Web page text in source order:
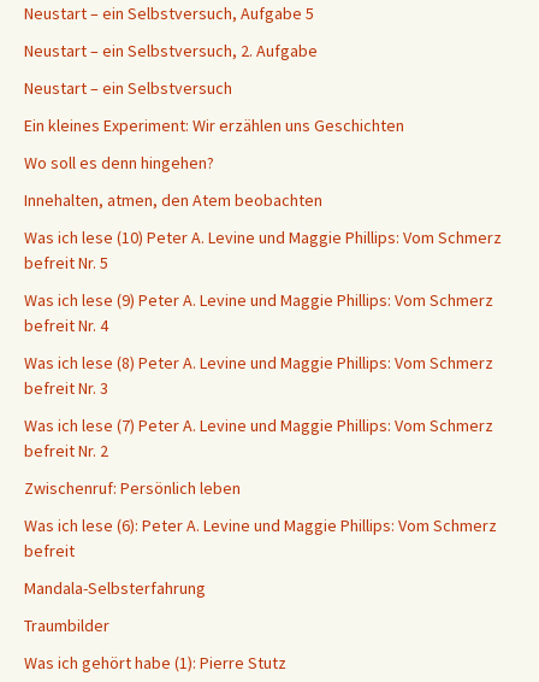
Neustart – ein Selbstversuch, Aufgabe 5
Neustart – ein Selbstversuch, 2. Aufgabe
Neustart – ein Selbstversuch
Ein kleines Experiment: Wir erzählen uns Geschichten
Wo soll es denn hingehen?
Innehalten, atmen, den Atem beobachten
Was ich lese (10) Peter A. Levine und Maggie Phillips: Vom Schmerz
befreit Nr. 5
Was ich lese (9) Peter A. Levine und Maggie Phillips: Vom Schmerz
befreit Nr. 4
Was ich lese (8) Peter A. Levine und Maggie Phillips: Vom Schmerz
befreit Nr. 3
Was ich lese (7) Peter A. Levine und Maggie Phillips: Vom Schmerz
befreit Nr. 2
Zwischenruf: Persönlich leben
Was ich lese (6): Peter A. Levine und Maggie Phillips: Vom Schmerz
befreit
Mandala-Selbsterfahrung
Traumbilder
Was ich gehört habe (1): Pierre Stutz